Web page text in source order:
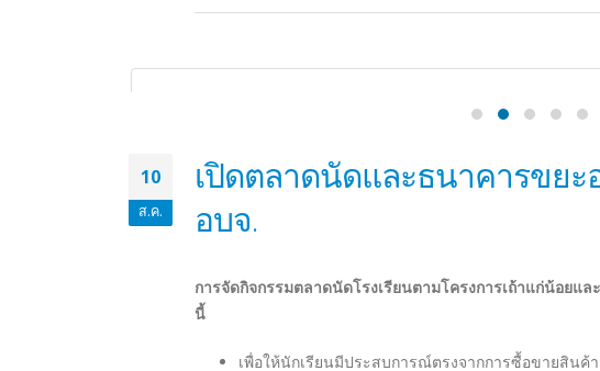
ธนาคารโรงเรียน เปิดกิจการ
ธนาคารโรงเรียน
ธนาคารโรงเรียน เป็นธนาคารจำลอง ที่ดำเนินการ
ปฏิบัติงานใน ธนาคารโรงเรียน มีความประพฤติดี มีคว
ความเป็นมาของธนาคารโรงเรียน